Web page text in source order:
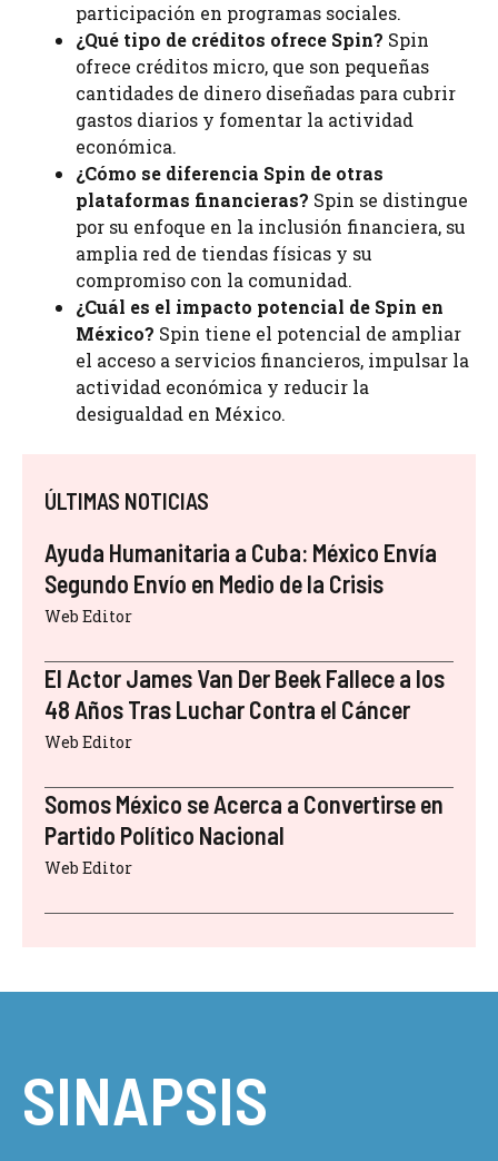
participación en programas sociales.
¿Qué tipo de créditos ofrece Spin? Spin
ofrece créditos micro, que son pequeñas
cantidades de dinero diseñadas para cubrir
gastos diarios y fomentar la actividad
económica.
¿Cómo se diferencia Spin de otras
plataformas financieras? Spin se distingue
por su enfoque en la inclusión financiera, su
amplia red de tiendas físicas y su
compromiso con la comunidad.
¿Cuál es el impacto potencial de Spin en
México? Spin tiene el potencial de ampliar
el acceso a servicios financieros, impulsar la
actividad económica y reducir la
desigualdad en México.
ÚLTIMAS NOTICIAS
Ayuda Humanitaria a Cuba: México Envía
Segundo Envío en Medio de la Crisis
Web Editor
El Actor James Van Der Beek Fallece a los
48 Años Tras Luchar Contra el Cáncer
Web Editor
Somos México se Acerca a Convertirse en
Partido Político Nacional
Web Editor
SINAPSIS